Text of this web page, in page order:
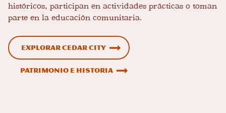
históricos, participan en actividades prácticas o toman
parte en la educación comunitaria.
Explorar Cedar City
Patrimonio e historia